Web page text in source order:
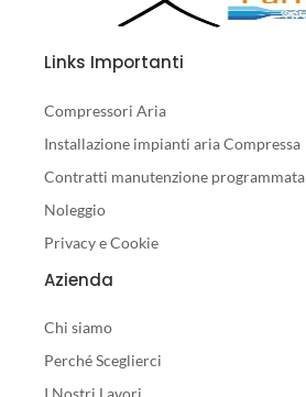
Links Importanti
Compressori Aria
Installazione impianti aria Compressa
Contratti manutenzione programmata
Noleggio
Privacy e Cookie
Azienda
Chi siamo
Perché Sceglierci
I Nostri Lavori